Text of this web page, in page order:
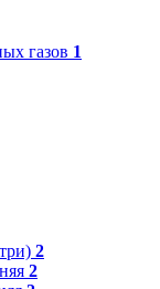
газов 1
2
2